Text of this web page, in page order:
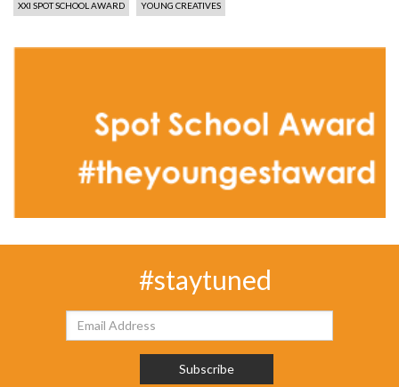
XXI SPOT SCHOOL AWARD YOUNG CREATIVES
#staytuned